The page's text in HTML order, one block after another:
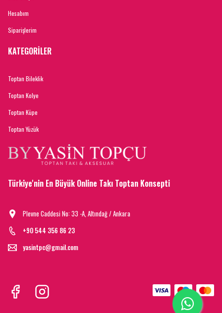
Hesabım
Siparişlerim
KATEGORİLER
Toptan Bileklik
Toptan Kolye
Toptan Küpe
Toptan Yüzük
Türkiye'nin En Büyük Online Takı Toptan Konsepti
Plevne Caddesi No: 33 -A, Altındağ / Ankara
+90 544 356 86 23
yasintpc@gmail.com